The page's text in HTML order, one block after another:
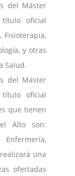
del Máster
oficial
Fisioterapia,
y otras
Salud.
del Máster
oficial
que tienen
Alto son:
una
ofertadas